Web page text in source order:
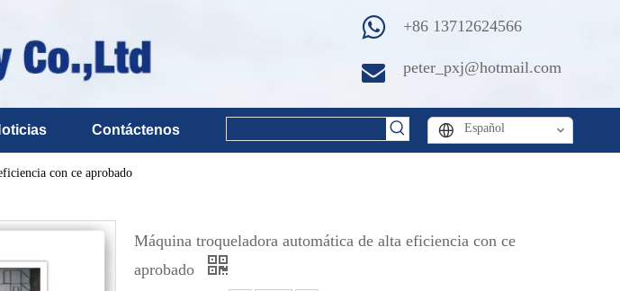
+86 13712624566
peter_pxj@hotmail.com
Contáctenos Español
con ce aprobado
Máquina troqueladora automática de alta eficiencia con ce
aprobado